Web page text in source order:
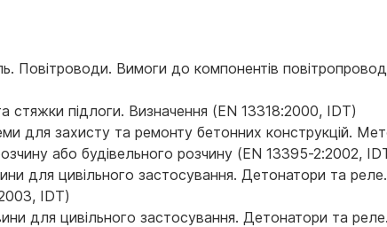
Повітроводи. Вимоги до компонентів
стяжки підлоги. Визначення (EN 13318:2000, IDT)
для захисту та ремонту бетонних конструкцій.
або будівельного розчину (EN 13395-2:2002,
для цивільного застосування. Детонатори та
IDT)
для цивільного застосування. Детонатори та